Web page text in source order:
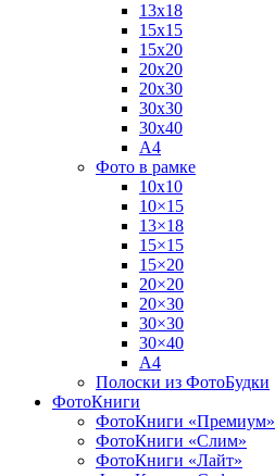
13х18
15х15
15х20
20х20
20х30
30х30
30х40
А4
Фото в рамке
10х10
10×15
13×18
15×15
15×20
20×20
20×30
30×30
30×40
A4
Полоски из ФотоБудки
ФотоКниги
ФотоКниги «Премиум»
ФотоКниги «Слим»
ФотоКниги «Лайт»